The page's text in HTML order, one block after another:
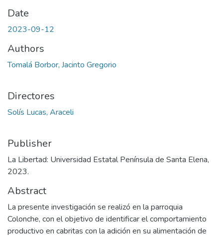
Date
2023-09-12
Authors
Tomalá Borbor, Jacinto Gregorio
Directores
Solís Lucas, Araceli
Publisher
La Libertad: Universidad Estatal Península de Santa Elena,
2023.
Abstract
La presente investigación se realizó en la parroquia
Colonche, con el objetivo de identificar el comportamiento
productivo en cabritas con la adición en su alimentación de